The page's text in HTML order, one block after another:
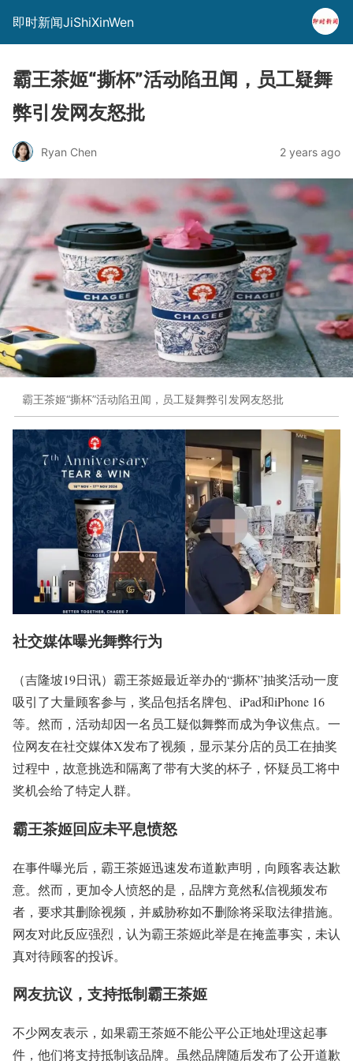
即时新闻JiShiXinWen
霸王茶姬“撕杯”活动陷丑闻，员工疑舞
弊引发网友怒批
Ryan Chen 2 years ago
霸王茶姬“撕杯”活动陷丑闻，员工疑舞弊引发网友怒批
社交媒体曝光舞弊行为
（吉隆坡19日讯）霸王茶姬最近举办的“撕杯”抽奖活动一度
吸引了大量顾客参与，奖品包括名牌包、iPad和iPhone 16
等。然而，活动却因一名员工疑似舞弊而成为争议焦点。一
位网友在社交媒体X发布了视频，显示某分店的员工在抽奖
过程中，故意挑选和隔离了带有大奖的杯子，怀疑员工将中
奖机会给了特定人群。
霸王茶姬回应未平息愤怒
在事件曝光后，霸王茶姬迅速发布道歉声明，向顾客表达歉
意。然而，更加令人愤怒的是，品牌方竟然私信视频发布
者，要求其删除视频，并威胁称如不删除将采取法律措施。
网友对此反应强烈，认为霸王茶姬此举是在掩盖事实，未认
真对待顾客的投诉。
网友抗议，支持抵制霸王茶姬
不少网友表示，如果霸王茶姬不能公平公正地处理这起事
件，他们将支持抵制该品牌。虽然品牌随后发布了公开道歉